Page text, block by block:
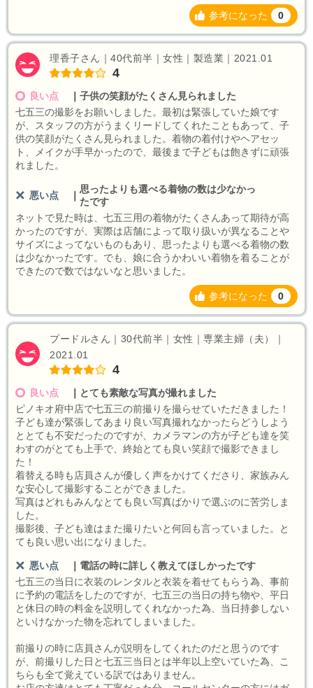
参考になった 0
理香子さん｜40代前半｜女性｜製造業｜2021.01
4
良い点
子供の笑顔がたくさん見られました
七五三の撮影をお願いしました。最初は緊張していた娘です
が、スタッフの方がうまくリードしてくれたこともあって、子
供の笑顔がたくさん見られました。着物の着付けやヘアセッ
ト、メイクが手早かったので、最後まで子どもは飽きずに頑張
れました。
悪い点
思ったよりも選べる着物の数は少なかっ
たです
ネットで見た時は、七五三用の着物がたくさんあって期待が高
かったのですが、実際は店舗によって取り扱いが異なることや
サイズによってないものもあり、思ったよりも選べる着物の数
は少なかったです。でも、娘に合うかわいい着物を着ることが
できたので数ではないなと思いました。
参考になった 0
プードルさん｜30代前半｜女性｜専業主婦（夫）｜
2021.01
4
良い点
とても素敵な写真が撮れました
ピノキオ府中店で七五三の前撮りを撮らせていただきました！
子ども達が緊張してあまり良い写真撮れなかったらどうしよう
ととても不安だったのですが、カメラマンの方が子ども達を笑
わすのがとても上手で、終始とても良い笑顔で撮影できまし
た！
着替える時も店員さんが優しく声をかけてくださり、家族みん
な安心して撮影することができました。
写真はどれもみんなとても良い写真ばかりで選ぶのに苦労しま
した。
撮影後、子ども達はまた撮りたいと何回も言っていました。と
ても良い思い出になりました。
悪い点
電話の時に詳しく教えてほしかったです
七五三の当日に衣装のレンタルと衣装を着せてもらう為、事前
に予約の電話をしたのですが、七五三の当日の持ち物や、平日
と休日の時の料金を説明してくれなかった為、当日持参しない
といけなかった物を忘れてしまいました。
前撮りの時に店員さんが説明をしてくれたのだと思うのです
が、前撮りした日と七五三当日とは半年以上空いていた為、こ
ちらも全て覚えている訳ではありません。